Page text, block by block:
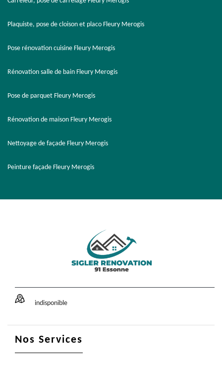
Plaquiste, pose de cloison et placo Fleury Merogis
Pose rénovation cuisine Fleury Merogis
Rénovation salle de bain Fleury Merogis
Pose de parquet Fleury Merogis
Rénovation de maison Fleury Merogis
Nettoyage de façade Fleury Merogis
Peinture façade Fleury Merogis
indisponible
Nos Services